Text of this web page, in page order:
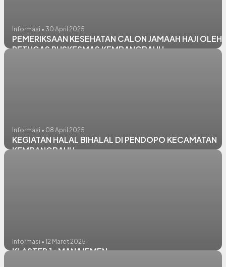
Informasi • 30 April 2025
PEMERIKSAAN KESEHATAN CALON JAMAAH HAJI OLEH
PETUGAS PUSKESMAS KEMBANGBAHU
Informasi • 08 April 2025
KEGIATAN HALAL BIHALAL DI PENDOPO KECAMATAN
KEMBANGBAHU
Informasi • 12 Maret 2025
KLASTER 1 : MANAJEMEN